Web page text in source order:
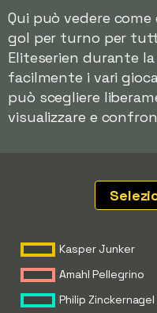
Qui può vedere
gol per turno per
Eliteserien durante
facilmente i vari
può scegliere
visualizzare e